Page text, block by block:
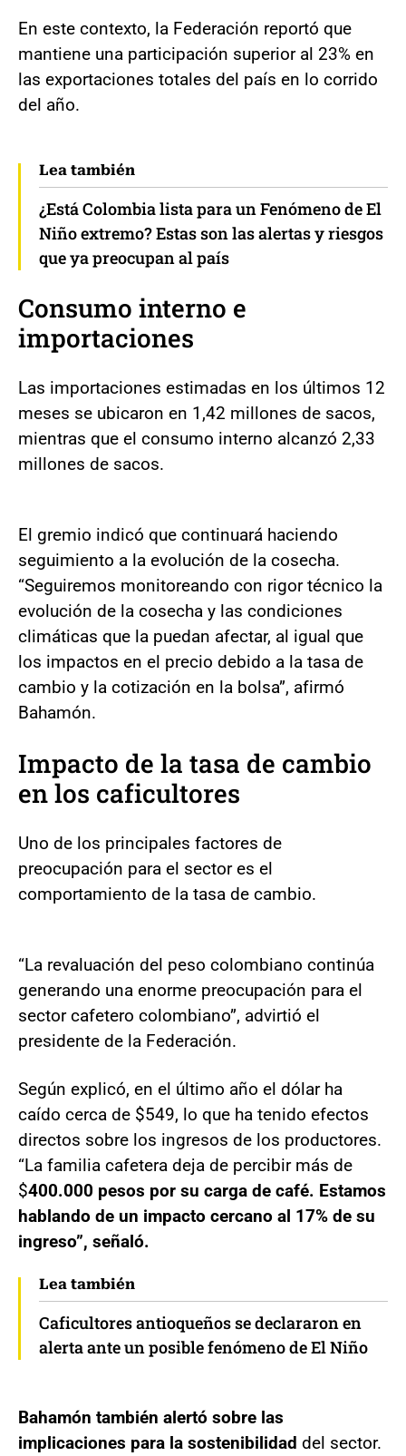
En este contexto, la Federación reportó que
mantiene una participación superior al 23% en
las exportaciones totales del país en lo corrido
del año.
Lea también
¿Está Colombia lista para un Fenómeno de El
Niño extremo? Estas son las alertas y riesgos
que ya preocupan al país
Consumo interno e
importaciones
Las importaciones estimadas en los últimos 12
meses se ubicaron en 1,42 millones de sacos,
mientras que el consumo interno alcanzó 2,33
millones de sacos.
El gremio indicó que continuará haciendo
seguimiento a la evolución de la cosecha.
“Seguiremos monitoreando con rigor técnico la
evolución de la cosecha y las condiciones
climáticas que la puedan afectar, al igual que
los impactos en el precio debido a la tasa de
cambio y la cotización en la bolsa”, afirmó
Bahamón.
Impacto de la tasa de cambio
en los caficultores
Uno de los principales factores de
preocupación para el sector es el
comportamiento de la tasa de cambio.
“La revaluación del peso colombiano continúa
generando una enorme preocupación para el
sector cafetero colombiano”, advirtió el
presidente de la Federación.
Según explicó, en el último año el dólar ha
caído cerca de $549, lo que ha tenido efectos
directos sobre los ingresos de los productores.
“La familia cafetera deja de percibir más de
$400.000 pesos por su carga de café. Estamos
hablando de un impacto cercano al 17% de su
ingreso”, señaló.
Lea también
Caficultores antioqueños se declararon en
alerta ante un posible fenómeno de El Niño
Bahamón también alertó sobre las
implicaciones para la sostenibilidad del sector.